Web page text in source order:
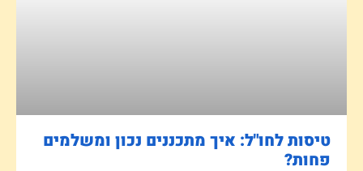
טיסות לחו"ל: איך מתכננים נכון ומשלמים
פחות?